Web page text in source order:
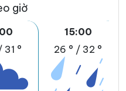
giờ
31 °
15:00
26 ° / 32 °